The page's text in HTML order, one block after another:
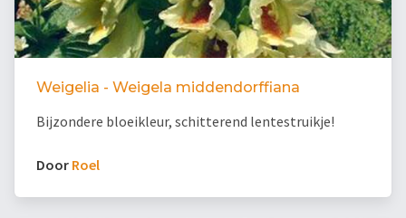
Weigelia - Weigela middendorffiana
Bijzondere bloeikleur, schitterend lentestruikje!
Door Roel